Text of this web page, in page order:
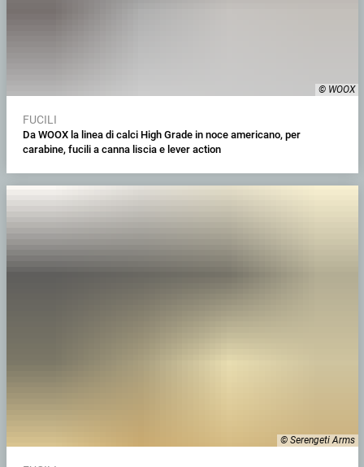
© WOOX
FUCILI
Da WOOX la linea di calci High Grade in noce americano, per
carabine, fucili a canna liscia e lever action
© Serengeti Arms